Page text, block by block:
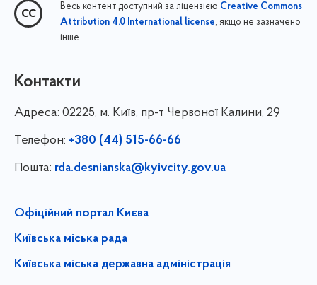
Весь контент доступний за ліцензією Creative Commons
Attribution 4.0 International license, якщо не зазначено
інше
Контакти
Адреса: 02225, м. Київ, пр-т Червоної Калини, 29
Телефон: +380 (44) 515-66-66
Пошта: rda.desnianska@kyivcity.gov.ua
Офіційний портал Києва
Київська міська рада
Київська міська державна адміністрація